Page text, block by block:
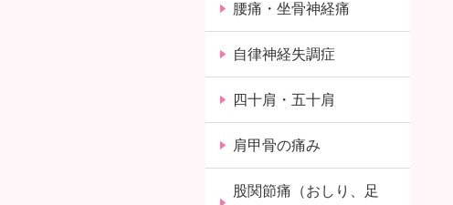
腰痛・坐骨神経痛
自律神経失調症
四十肩・五十肩
肩甲骨の痛み
股関節痛（おしり、足